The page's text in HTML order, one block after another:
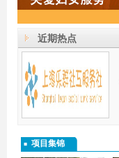
近期热点
项目集锦